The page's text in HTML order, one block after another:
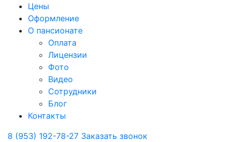
Цены
Оформление
О пансионате
Оплата
Лицензии
Фото
Видео
Сотрудники
Блог
Контакты
8 (953) 192-78-27 Заказать звонок